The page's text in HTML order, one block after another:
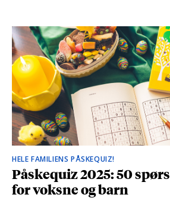
HELE FAMILIENS PÅSKEQUIZ!
Påskequiz 2025: 50
for voksne og barn